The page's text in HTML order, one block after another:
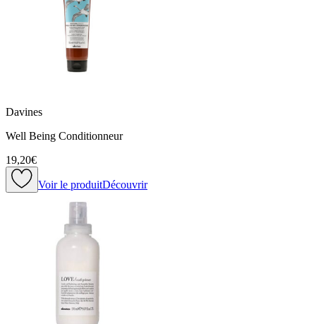
Davines
Well Being Conditionneur
19,20€
Voir le produitDécouvrir